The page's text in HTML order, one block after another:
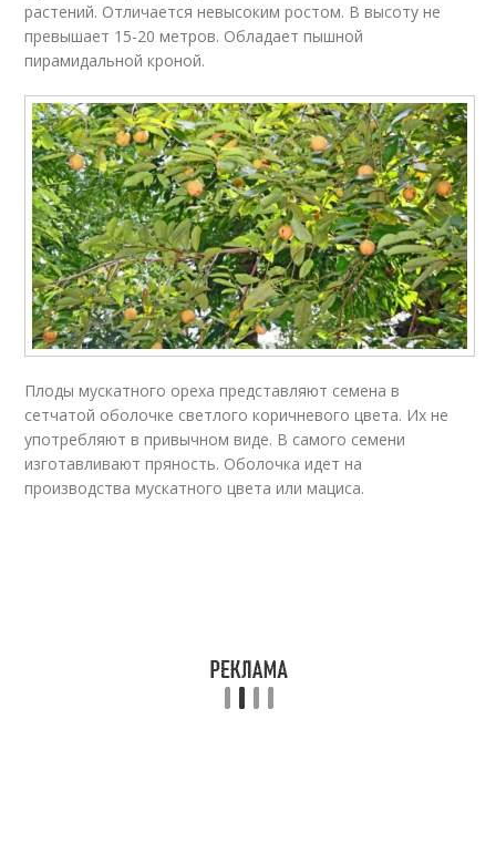
растений. Отличается невысоким ростом. В высоту не
превышает 15-20 метров. Обладает пышной
пирамидальной кроной.
Плоды мускатного ореха представляют семена в
сетчатой оболочке светлого коричневого цвета. Их не
употребляют в привычном виде. В самого семени
изготавливают пряность. Оболочка идет на
производства мускатного цвета или мациса.